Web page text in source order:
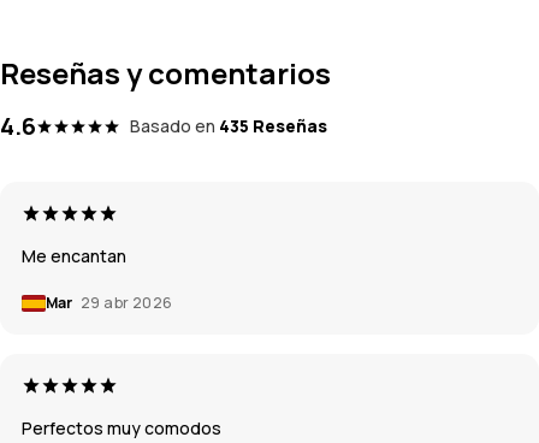
Reseñas y comentarios
4.6 Basado en 435 Reseñas
Me encantan
Mar 29 abr 2026
Perfectos muy comodos